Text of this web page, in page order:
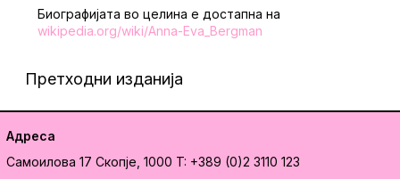
Биографијата во целина е достапна на
wikipedia.org/wiki/Anna-Eva_Bergman
Претходни изданија
Адреса
Самоилова 17 Скопје, 1000 T: +389 (0)2 3110 123